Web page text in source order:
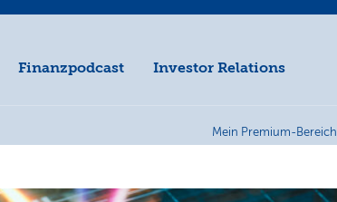
Finanzpodcast Investor Relations
Mein Premium-Bereich